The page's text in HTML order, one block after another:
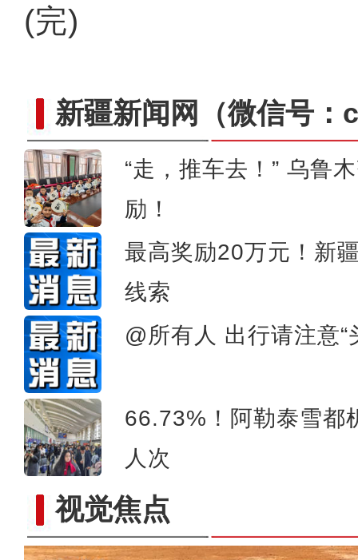
(完)
新疆新闻网 （微信号
“走，推车去！” 乌鲁
励！
最高奖励20万元！新
线索
@所有人 出行请注意“
66.73%！阿勒泰雪都
人次
视觉焦点新疆昌吉州珍稀古树